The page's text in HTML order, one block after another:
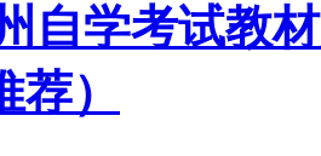
自学考试教
）